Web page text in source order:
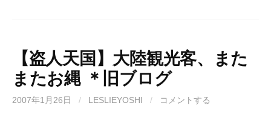
【盗人天国】大陸観光客、また
またお縄 ＊旧ブログ
2007年1月26日 / LESLIEYOSHI / コメントする